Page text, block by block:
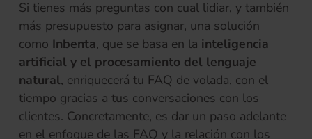
Si tienes más preguntas con cual lidiar, y también
más presupuesto para asignar, una solución
como Inbenta, que se basa en la inteligencia
artificial y el procesamiento del lenguaje
natural, enriquecerá tu FAQ de volada, con el
tiempo gracias a tus conversaciones con los
clientes. Concretamente, es dar un paso adelante
en el enfoque de las FAQ y la relación con los